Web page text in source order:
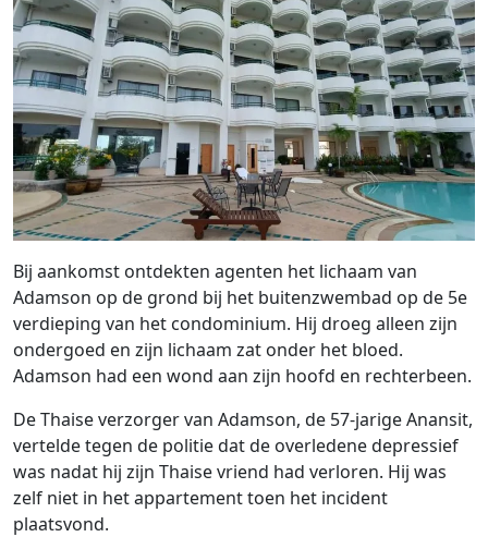
Bij aankomst ontdekten agenten het lichaam van
Adamson op de grond bij het buitenzwembad op de 5e
verdieping van het condominium. Hij droeg alleen zijn
ondergoed en zijn lichaam zat onder het bloed.
Adamson had een wond aan zijn hoofd en rechterbeen.
De Thaise verzorger van Adamson, de 57-jarige Anansit,
vertelde tegen de politie dat de overledene depressief
was nadat hij zijn Thaise vriend had verloren. Hij was
zelf niet in het appartement toen het incident
plaatsvond.